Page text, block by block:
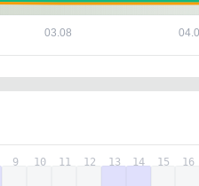
03.08
9 10 11 12 13 14 15 16